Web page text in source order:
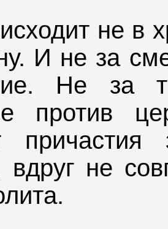
не в
И не за
Не за
против
причастия
вдруг не